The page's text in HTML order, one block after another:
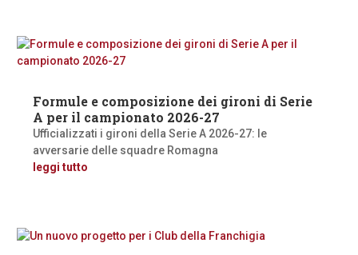
Formule e composizione dei gironi di Serie
A per il campionato 2026-27
Ufficializzati i gironi della Serie A 2026-27: le
avversarie delle squadre Romagna
leggi tutto